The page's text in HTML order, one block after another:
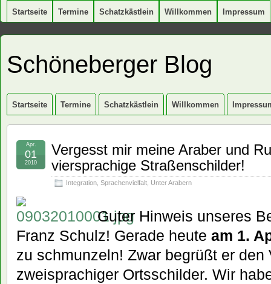
Startseite Termine Schatzkästlein Willkommen Impressum
Schöneberger Blog
Startseite Termine Schatzkästlein Willkommen
Vergesst mir meine Araber und
viersprachige Straßenschilder!
Integration Sprachenvielfalt Unter Arabern
Apr.
01
2010
Guter Hinweis unseres
Franz Schulz! Gerade heute am 1.
zu schmunzeln! Zwar begrüßt er den
zweisprachiger Ortsschilder. Wir